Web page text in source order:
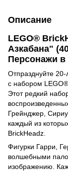
Описание
LEGO®
Азкабана"
Персонажи в
Отпразднуйте
с набором
Этот редкий
Грейнджер,
каждый из
BrickHeadz.
Фигурки Гарри,
волшебными
изображению.